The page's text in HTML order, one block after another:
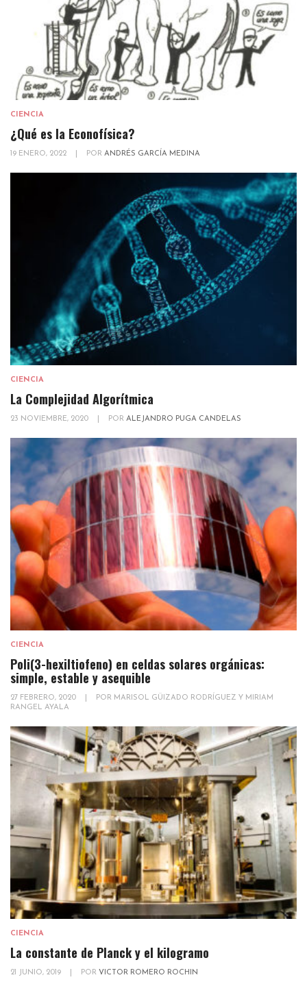
CIENCIA
¿Qué es la Econofísica?
19 ENERO, 2022 POR ANDRÉS GARCÍA MEDINA
CIENCIA
La Complejidad Algorítmica
23 NOVIEMBRE, 2020 POR ALEJANDRO PUGA CANDELAS
CIENCIA
Poli(3-hexiltiofeno) en celdas solares orgánicas:
simple, estable y asequible
27 FEBRERO, 2020 POR MARISOL GÜIZADO RODRÍGUEZ Y MIRIAM
RANGEL AYALA
CIENCIA
La constante de Planck y el kilogramo
21 JUNIO, 2019 POR VICTOR ROMERO ROCHIN